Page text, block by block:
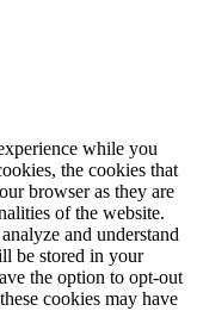
while you
the cookies that
browser as they are
of the website.
and understand
be stored in your
the option to opt-out
cookies may have